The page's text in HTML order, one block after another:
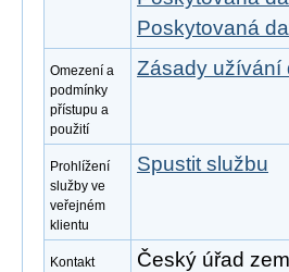
Poskytovaná
Omezení a
podmínky
přístupu a
použití
Zásady užívání
Prohlížení
služby ve
veřejném
klientu
Spustit službu
Kontakt
Český úřad